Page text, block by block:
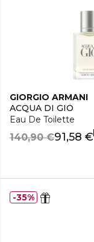
GIORGIO ARMANI
ACQUA DI GIÒ
Eau De Toilette
91,58 €
140,90 €
35%